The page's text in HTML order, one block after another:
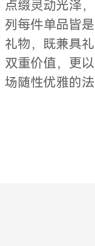
点缀灵动光泽
列每件单品皆
礼物，既兼具
双重价值，更
场随性优雅的法